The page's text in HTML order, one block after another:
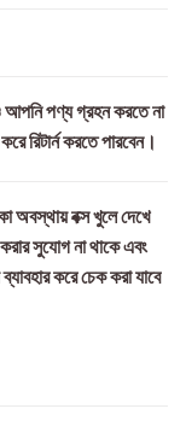
আপনি পণ্য গ্রহন করতে না
রিটার্ন করতে পারবেন।
অবস্থায় বক্স খুলে দেখে
করার সুযোগ না থাকে এবং
করে চেক করা যাবে